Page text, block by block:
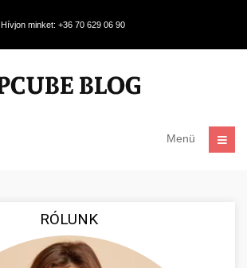
Hívjon minket: +36 70 629 06 90
Menü
RÓLUNK